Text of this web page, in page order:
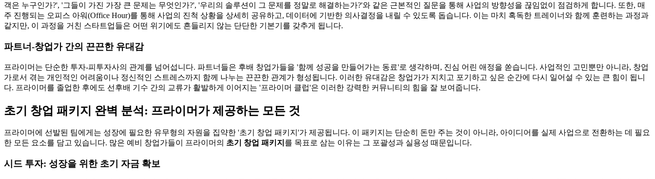
객은 누구인가?', '그들이 가진 가장 큰 문제는 무엇인가?', '우리의 솔루션이 그 문제를 정말로 해결하는가?'와 같은 근본적인 질문을 통해 사업의 방향성을 끊임없이 점검하게 합니다. 또한, 매
주 진행되는 오피스 아워(Office Hour)를 통해 사업의 진척 상황을 상세히 공유하고, 데이터에 기반한 의사결정을 내릴 수 있도록 돕습니다. 이는 마치 혹독한 트레이너와 함께 훈련하는 과정과
같지만, 이 과정을 거친 스타트업들은 어떤 위기에도 흔들리지 않는 단단한 기본기를 갖추게 됩니다.
파트너-창업가 간의 끈끈한 유대감
프라이머는 단순한 투자-피투자사의 관계를 넘어섭니다. 파트너들은 후배 창업가들을 '함께 성공을 만들어가는 동료'로 생각하며, 진심 어린 애정을 쏟습니다. 사업적인 고민뿐만 아니라, 창업
가로서 겪는 개인적인 어려움이나 정신적인 스트레스까지 함께 나누는 끈끈한 관계가 형성됩니다. 이러한 유대감은 창업가가 지치고 포기하고 싶은 순간에 다시 일어설 수 있는 큰 힘이 됩니
다. 프라이머를 졸업한 후에도 선후배 기수 간의 교류가 활발하게 이어지는 '프라이머 클럽'은 이러한 강력한 커뮤니티의 힘을 잘 보여줍니다.
초기 창업 패키지 완벽 분석: 프라이머가 제공하는 모든 것
프라이머에 선발된 팀에게는 성장에 필요한 유무형의 자원을 집약한 '초기 창업 패키지'가 제공됩니다. 이 패키지는 단순히 돈만 주는 것이 아니라, 아이디어를 실제 사업으로 전환하는 데 필요
한 모든 요소를 담고 있습니다. 많은 예비 창업가들이 프라이머의 초기 창업 패키지 를 목표로 삼는 이유는 그 포괄성과 실용성 때문입니다.
시드 투자: 성장을 위한 초기 자금 확보